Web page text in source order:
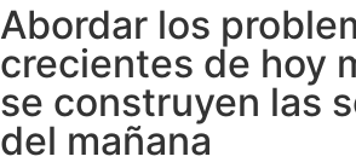
Abordar los
crecientes de hoy
se construyen las
del mañana